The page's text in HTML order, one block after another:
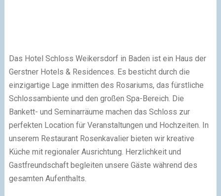
Das Hotel Schloss Weikersdorf in Baden ist ein Haus der
Gerstner Hotels & Residences. Es besticht durch die
einzigartige Lage inmitten des Rosariums, das fürstliche
Schlossambiente und den großen Spa-Bereich. Die
Bankett- und Seminarräume machen das Schloss zur
perfekten Location für Veranstaltungen und Hochzeiten. In
unserem Restaurant Rosenkavalier bieten wir kreative
Küche mit regionaler Ausrichtung. Herzlichkeit und
Gastfreundschaft begleiten unsere Gäste während des
gesamten Aufenthalts.